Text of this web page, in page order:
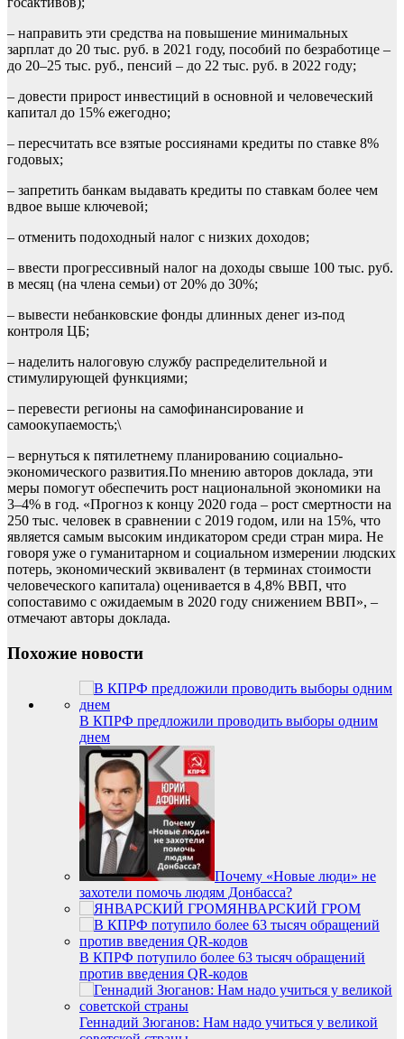
– направить эти средства на повышение минимальных
зарплат до 20 тыс. руб. в 2021 году, пособий по безработице –
до 20–25 тыс. руб., пенсий – до 22 тыс. руб. в 2022 году;
– довести прирост инвестиций в основной и человеческий
капитал до 15% ежегодно;
– пересчитать все взятые россиянами кредиты по ставке 8%
годовых;
– запретить банкам выдавать кредиты по ставкам более чем
вдвое выше ключевой;
– отменить подоходный налог с низких доходов;
– ввести прогрессивный налог на доходы свыше 100 тыс. руб.
в месяц (на члена семьи) от 20% до 30%;
– вывести небанковские фонды длинных денег из-под
контроля ЦБ;
– наделить налоговую службу распределительной и
стимулирующей функциями;
– перевести регионы на самофинансирование и
самоокупаемость;\
– вернуться к пятилетнему планированию социально-
экономического развития.По мнению авторов доклада, эти
меры помогут обеспечить рост национальной экономики на
3–4% в год. «Прогноз к концу 2020 года – рост смертности на
250 тыс. человек в сравнении с 2019 годом, или на 15%, что
является самым высоким индикатором среди стран мира. Не
говоря уже о гуманитарном и социальном измерении людских
потерь, экономический эквивалент (в терминах стоимости
человеческого капитала) оценивается в 4,8% ВВП, что
сопоставимо с ожидаемым в 2020 году снижением ВВП», –
отмечают авторы доклада.
Похожие новости
В КПРФ предложили проводить выборы одним
днем
Почему «Новые люди» не
захотели помочь людям Донбасса?
ЯНВАРСКИЙ ГРОМ
В КПРФ потупило более 63 тысяч обращений
против введения QR-кодов
Геннадий Зюганов: Нам надо учиться у великой